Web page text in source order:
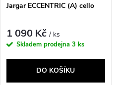
Jargar ECCENTRIC (A) cello
1 090 Kč/ ks
Skladem prodejna 3 ks
DO KOŠÍKU